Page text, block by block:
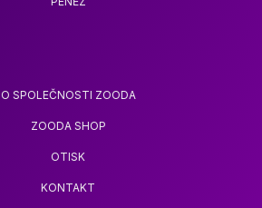
O SPOLEČNOSTI ZOODA
ZOODA SHOP
OTISK
KONTAKT